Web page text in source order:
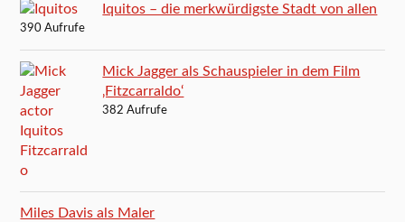
Iquitos – die merkwürdigste Stadt von allen
390 Aufrufe
Mick Jagger als Schauspieler in dem Film
‚Fitzcarraldo‘
382 Aufrufe
Miles Davis als Maler